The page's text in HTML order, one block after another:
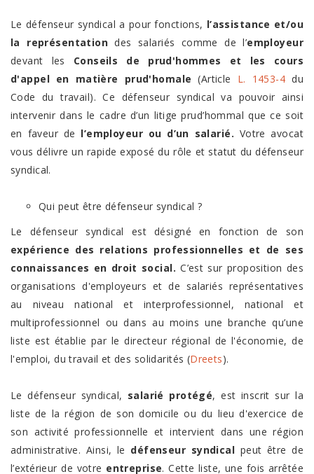
Le défenseur syndical a pour fonctions, l’assistance et/ou
la représentation des salariés comme de l’employeur
devant les Conseils de prud'hommes et les cours
d'appel en matière prud'homale (Article L. 1453-4 du
Code du travail). Ce défenseur syndical va pouvoir ainsi
intervenir dans le cadre d’un litige prud’hommal que ce soit
en faveur de l’employeur ou d’un salarié. Votre avocat
vous délivre un rapide exposé du rôle et statut du défenseur
syndical.
Qui peut être défenseur syndical ?
Le défenseur syndical est désigné en fonction de son
expérience des relations professionnelles et de ses
connaissances en droit social.C’est sur proposition des
organisations d'employeurs et de salariés représentatives
au niveau national et interprofessionnel, national et
multiprofessionnel ou dans au moins une branche qu’une
liste est établie par le directeur régional de l'économie, de
l'emploi, du travail et des solidarités (Dreets).
Le défenseur syndical, salarié protégé, est inscrit sur la
liste de la région de son domicile ou du lieu d'exercice de
son activité professionnelle et intervient dans une région
administrative. Ainsi, le défenseur syndical peut être de
l’extérieur de votre entreprise. Cette liste, une fois arrêtée